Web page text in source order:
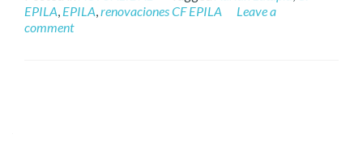
EPILA, EPILA,renovaciones CF EPILA
Leave a
comment